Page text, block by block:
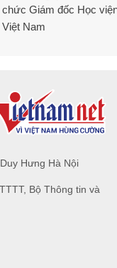
chức Giám đốc Học
Việt Nam
Hưng Hà Nội
Bộ Thông tin và